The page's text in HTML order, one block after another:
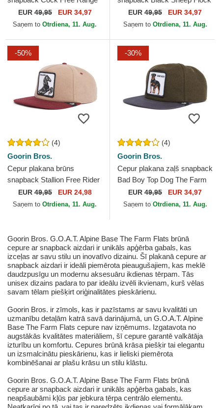
The Farm Flats The Farm no
Goorin Bros.
EUR49,95 EUR 34,97
Saņem to Otrdiena, 11. Aug.
Mountain The Farm Flats The
Farm no Goorin Bros.
EUR 49,95 EUR 34,97
Saņem to Otrdiena, 11. Aug.
-50%
(4)
Goorin Bros.
Cepur plakana brūns
snapback Stallion Free Rider
The Farm Flats The Farm no
Goorin Bros.
EUR49,95 EUR 24,98
Saņem to Otrdiena, 11. Aug.
-30%
(4)
Goorin Bros.
Cepur plakana zaļš snapback
Bad Boy Top Dog The Farm
Flats The Farm no Goorin
Bros.
EUR 49,95 EUR 34,97
Saņem to Otrdiena, 11. Aug.
Goorin Bros. G.O.A.T. Alpine Base The Farm Flats brūnā
cepure ar snapback aizdari ir unikāls apģērba gabals, kas
izceļas ar savu stilu un inovatīvo dizainu. Šī plakanā cepure ar
snapback aizdari ir ideāli piemērota pieaugušajiem, kas meklē
daudzpusīgu un modernu aksesuāru ikdienas tērpam. Tās
unisex dizains padara to par ideālu izvēli ikvienam, kurš vēlas
savam tēlam piešķirt oriģinalitātes pieskārienu.
Goorin Bros. ir zīmols, kas ir pazīstams ar savu kvalitāti un
uzmanību detaļām katrā savā darinājumā, un G.O.A.T. Alpine
Base The Farm Flats cepure nav izņēmums. Izgatavota no
augstākās kvalitātes materiāliem, šī cepure garantē valkātāja
izturību un komfortu. Cepures brūnā krāsa piešķir tai elegantu
un izsmalcinātu pieskārienu, kas ir lieliski piemērota
kombinēšanai ar plašu krāsu un stilu klāstu.
Goorin Bros. G.O.A.T. Alpine Base The Farm Flats brūnā
cepure ar snapback aizdari ir unikāls apģērba gabals, kas
neapšaubāmi kļūs par jebkura tērpa centrālo elementu.